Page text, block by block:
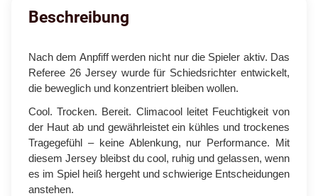
Beschreibung
Nach dem Anpfiff werden nicht nur die Spieler aktiv. Das
Referee 26 Jersey wurde für Schiedsrichter entwickelt,
die beweglich und konzentriert bleiben wollen.
Cool. Trocken. Bereit. Climacool leitet Feuchtigkeit von
der Haut ab und gewährleistet ein kühles und trockenes
Tragegefühl – keine Ablenkung, nur Performance. Mit
diesem Jersey bleibst du cool, ruhig und gelassen, wenn
es im Spiel heiß hergeht und schwierige Entscheidungen
anstehen.